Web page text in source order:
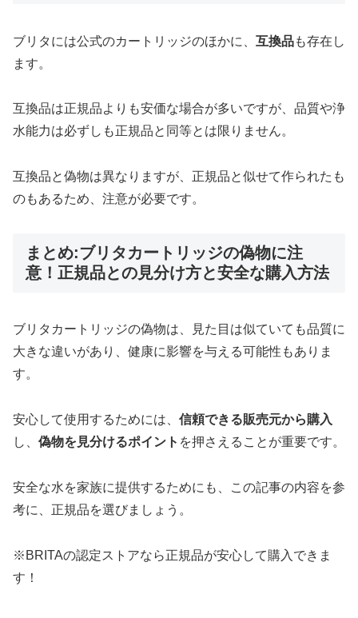
ブリタには公式のカートリッジのほかに、 互換品も存在し
ます。
互換品は正規品よりも安価な場合が多いですが、品質や浄
水能力は必ずしも正規品と同等とは限りません。
互換品と偽物は異なりますが、正規品と似せて作られたも
のもあるため、注意が必要です。
まとめ:ブリタカートリッジの偽物に注
意！正規品との見分け方と安全な購入方法
ブリタカートリッジの偽物は、見た目は似ていても品質に
大きな違いがあり、健康に影響を与える可能性もありま
す。
安心して使用するためには、 信頼できる販売元から購入
し、 偽物を見分けるポイント を押さえることが重要です。
安全な水を家族に提供するためにも、この記事の内容を参
考に、正規品を選びましょう。
※BRITAの認定ストアなら正規品が安心して購入できま
す！